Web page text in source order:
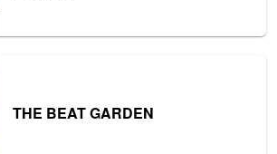
THE BEAT GARDEN